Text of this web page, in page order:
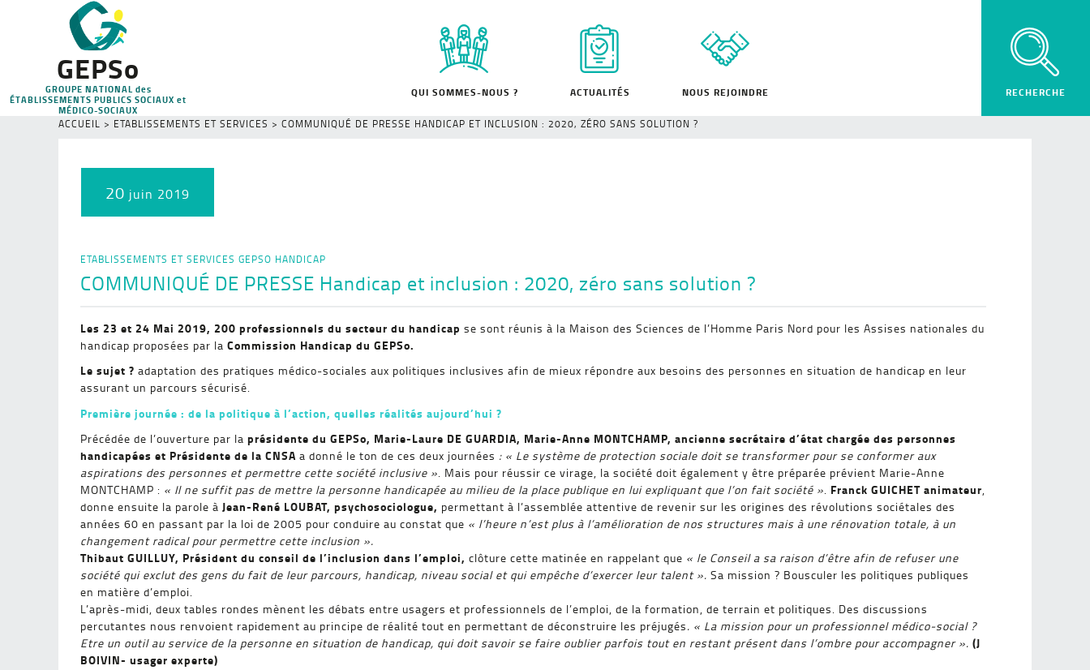
GEPSo
GROUPE NATIONAL des
ÉTABLISSEMENTS PUBLICS SOCIAUX et
MÉDICO-SOCIAUX
QUI SOMMES-NOUS ? ACTUALITÉS NOUS REJOINDRE
ACCUEIL > ETABLISSEMENTS ET SERVICES > COMMUNIQUÉ DE PRESSE HANDICAP ET INCLUSION : 2020, ZÉRO SANS SOLUTION ?
20 juin 2019
ETABLISSEMENTS ET SERVICES GEPSO HANDICAP
COMMUNIQUÉ DE PRESSE Handicap et inclusion : 2020, zéro sans solution ?
Les 23 et 24 Mai 2019, 200 professionnels du secteur du handicap se sont réunis à la Maison des Sciences de l’Homme Paris Nord pour les Assises nationales du
handicap proposées par laCommission Handicap du GEPSo.
Le sujet ? adaptation des pratiques médico-sociales aux politiques inclusives afin de mieux répondre aux besoins des personnes en situation de handicap en leur
assurant un parcours sécurisé.
Première journée : de la politique à l’action, quelles réalités aujourd’hui ?
Précédée de l’ouverture par laprésidente du GEPSo, Marie-Laure DE GUARDIA, Marie-Anne MONTCHAMP, ancienne secrétaire d’état chargée des personnes
handicapées et Présidente de la CNSAa donné le ton de ces deux journées : « Le système de protection sociale doit se transformer pour se conformer aux
aspirations des personnes et permettre cette société inclusive ». Mais pour réussir ce virage, la société doit également y être préparée prévient Marie-Anne
MONTCHAMP : « Il ne suffit pas de mettre la personne handicapée au milieu de la place publique en lui expliquant que l’on fait société ». Franck GUICHET animateur,
donne ensuite la parole àJean-René LOUBAT, psychosociologue, permettant à l’assemblée attentive de revenir sur les origines des révolutions sociétales des
années 60 en passant par la loi de 2005 pour conduire au constat que « l’heure n’est plus à l’amélioration de nos structures mais à une rénovation totale, à un
changement radical pour permettre cette inclusion ».
Thibaut GUILLUY, Président du conseil de l’inclusion dans l’emploi, clôture cette matinée en rappelant que « le Conseil a sa raison d’être afin de refuser une
société qui exclut des gens du fait de leur parcours, handicap, niveau social et qui empêche d’exercer leur talent ». Sa mission ? Bousculer les politiques publiques
en matière d’emploi.
L’après-midi, deux tables rondes mènent les débats entre usagers et professionnels de l’emploi, de la formation, de terrain et politiques. Des discussions
percutantes nous renvoient rapidement au principe de réalité tout en permettant de déconstruire les préjugés. « La mission pour un professionnel médico-social ?
Etre un outil au service de la personne en situation de handicap, qui doit savoir se faire oublier parfois tout en restant présent dans l’ombre pour accompagner ». (J
BOIVIN- usager experte)